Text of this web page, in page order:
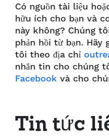
Có nguồn tài liệu
hữu ích cho bạn và
này không? Chúng
phản hồi từ bạn. Hãy
tôi theo địa chỉ
nhắn tin cho chúng
Facebook và cho
Tin tức